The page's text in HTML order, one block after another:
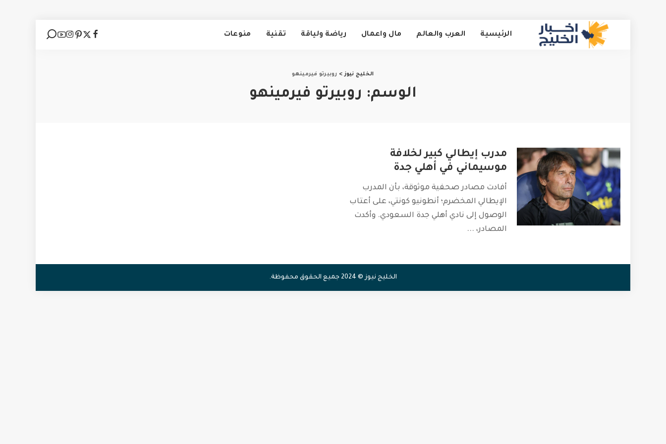
الرئيسية العرب والعالم مال واعمال رياضة ولياقة تقنية منوعات
الخليج نيوز> روبيرتو فيرمينهو
الوسم: روبيرتو فيرمينهو
مدرب إيطالي كبير لخلافة
موسيماني في أهلي جدة
أفادت مصادر صحفية موثوقة، بأن المدرب
الإيطالي المخضرم؛ أنطونيو كونتي، على أعتاب
الوصول إلى نادي أهلي جدة السعودي. وأكدت
المصادر، ...
الخليج نيوز © 2024 جميع الحقوق محفوظة.